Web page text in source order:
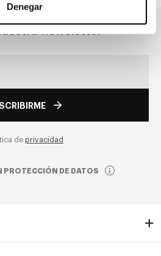
Denegar
newsletter
de privacidad
PROTECCIÓN DE DATOS